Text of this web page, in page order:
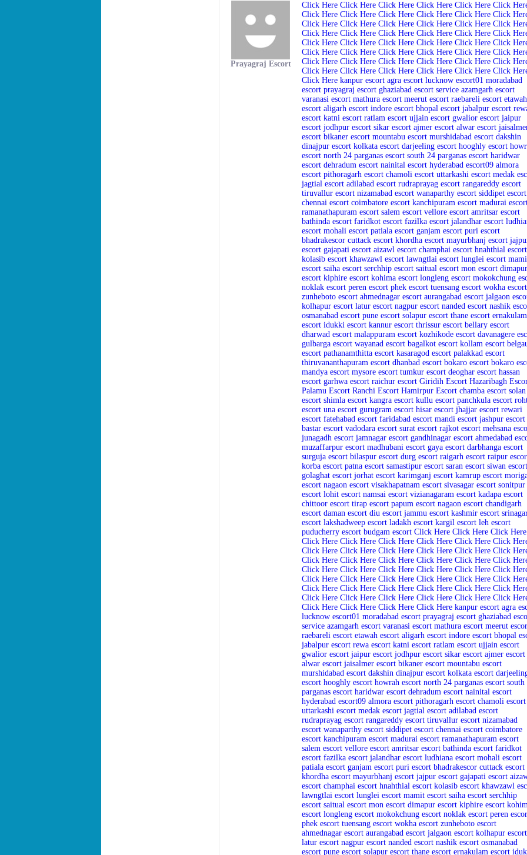
Prayagraj Escort
Click Here Click Here Click Here Click Here Click Here Click
Click Here Click Here Click Here Click Here Click Here Click
Click Here Click Here Click Here Click Here Click Here Click
Click Here Click Here Click Here Click Here Click Here Click
Click Here Click Here Click Here Click Here Click Here Click
Click Here Click Here Click Here Click Here Click Here Click
Click Here Click Here Click Here Click Here Click Here Click
Click Here Click Here Click Here Click Here Click Here Click
Click Here kanpur escort agra escort lucknow escort01 moradabad
escort prayagraj escort ghaziabad escort service azamgarh escort
varanasi escort mathura escort meerut escort raebareli escort etawah
escort aligarh escort indore escort bhopal escort jabalpur escort
escort katni escort ratlam escort ujjain escort gwalior escort jaipur
escort jodhpur escort sikar escort ajmer escort alwar escort
escort bikaner escort mountabu escort murshidabad escort dakshin
dinajpur escort kolkata escort darjeeling escort hooghly escort
escort north 24 parganas escort south 24 parganas escort haridwar
escort dehradum escort nainital escort hyderabad escort09 almora
escort pithoragarh escort chamoli escort uttarkashi escort medak
jagtial escort adilabad escort rudraprayag escort rangareddy escort
tiruvallur escort nizamabad escort wanaparthy escort siddipet escort
chennai escort coimbatore escort kanchipuram escort madurai
ramanathapuram escort salem escort vellore escort amritsar escort
bathinda escort faridkot escort fazilka escort jalandhar escort
escort mohali escort patiala escort ganjam escort puri escort
bhadrakescor cuttack escort khordha escort mayurbhanj escort
escort gajapati escort aizawl escort champhai escort hnahthial escort
kolasib escort khawzawl escort lawngtlai escort lunglei escort
escort saiha escort serchhip escort saitual escort mon escort dimapur
escort kiphire escort kohima escort longleng escort mokokchung
noklak escort peren escort phek escort tuensang escort wokha escort
zunheboto escort ahmednagar escort aurangabad escort jalgaon
kolhapur escort latur escort nagpur escort nanded escort nashik
osmanabad escort pune escort solapur escort thane escort ernakulam
escort idukki escort kannur escort thrissur escort bellary escort
dharwad escort malappuram escort kozhikode escort davanagere
gulbarga escort wayanad escort bagalkot escort kollam escort
escort pathanamthitta escort kasaragod escort palakkad escort
thiruvananthapuram escort dhanbad escort bokaro escort bokaro
mandya escort mysore escort tumkur escort deoghar escort hassan
escort garhwa escort raichur escort Giridih Escort Hazaribagh
Palamu Escort Ranchi Escort Hamirpur Escort chamba escort solan
escort shimla escort kangra escort kullu escort panchkula escort
escort una escort gurugram escort hisar escort jhajjar escort rewari
escort fatehabad escort faridabad escort mandi escort jashpur escort
bastar escort vadodara escort surat escort rajkot escort mehsana
junagadh escort jamnagar escort gandhinagar escort ahmedabad
muzaffarpur escort madhubani escort gaya escort darbhanga escort
surguja escort bilaspur escort durg escort raigarh escort raipur
korba escort patna escort samastipur escort saran escort siwan escort
golaghat escort jorhat escort karimganj escort kamrup escort
escort nagaon escort visakhapatnam escort sivasagar escort sonitpur
escort lohit escort namsai escort vizianagaram escort kadapa escort
chittoor escort tirap escort papum escort nagaon escort chandigarh
escort daman escort diu escort jammu escort kashmir escort
escort lakshadweep escort ladakh escort kargil escort leh escort
puducherry escort budgam escort Click Here Click Here Click Here
Click Here Click Here Click Here Click Here Click Here Click
Click Here Click Here Click Here Click Here Click Here Click
Click Here Click Here Click Here Click Here Click Here Click
Click Here Click Here Click Here Click Here Click Here Click
Click Here Click Here Click Here Click Here Click Here Click
Click Here Click Here Click Here Click Here Click Here Click
Click Here Click Here Click Here Click Here Click Here Click
Click Here Click Here Click Here Click Here kanpur escort agra
lucknow escort01 moradabad escort prayagraj escort ghaziabad
service azamgarh escort varanasi escort mathura escort meerut
raebareli escort etawah escort aligarh escort indore escort bhopal
jabalpur escort rewa escort katni escort ratlam escort ujjain escort
gwalior escort jaipur escort jodhpur escort sikar escort ajmer escort
alwar escort jaisalmer escort bikaner escort mountabu escort
murshidabad escort dakshin dinajpur escort kolkata escort
escort hooghly escort howrah escort north 24 parganas escort south
parganas escort haridwar escort dehradum escort nainital escort
hyderabad escort09 almora escort pithoragarh escort chamoli escort
uttarkashi escort medak escort jagtial escort adilabad escort
rudraprayag escort rangareddy escort tiruvallur escort nizamabad
escort wanaparthy escort siddipet escort chennai escort coimbatore
escort kanchipuram escort madurai escort ramanathapuram escort
salem escort vellore escort amritsar escort bathinda escort faridkot
escort fazilka escort jalandhar escort ludhiana escort mohali escort
patiala escort ganjam escort puri escort bhadrakescor cuttack escort
khordha escort mayurbhanj escort jajpur escort gajapati escort
escort champhai escort hnahthial escort kolasib escort khawzawl
lawngtlai escort lunglei escort mamit escort saiha escort serchhip
escort saitual escort mon escort dimapur escort kiphire escort
escort longleng escort mokokchung escort noklak escort peren
phek escort tuensang escort wokha escort zunheboto escort
ahmednagar escort aurangabad escort jalgaon escort kolhapur escort
latur escort nagpur escort nanded escort nashik escort osmanabad
escort pune escort solapur escort thane escort ernakulam escort